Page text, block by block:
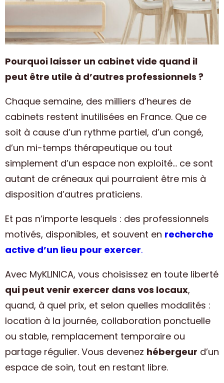
Pourquoi laisser un cabinet vide quand il
peut être utile à d’autres professionnels ?
Chaque semaine, des milliers d’heures de
cabinets restent inutilisées en France. Que ce
soit à cause d’un rythme partiel, d’un congé,
d’un mi-temps thérapeutique ou tout
simplement d’un espace non exploité… ce sont
autant de créneaux qui pourraient être mis à
disposition d’autres praticiens.
Et pas n’importe lesquels : des professionnels
motivés, disponibles, et souvent en recherche
active d’un lieu pour exercer.
Avec MyKLINICA, vous choisissez en toute liberté
qui peut venir exercer dans vos locaux,
quand, à quel prix, et selon quelles modalités :
location à la journée, collaboration ponctuelle
ou stable, remplacement temporaire ou
partage régulier. Vous devenez hébergeur d’un
espace de soin, tout en restant libre.